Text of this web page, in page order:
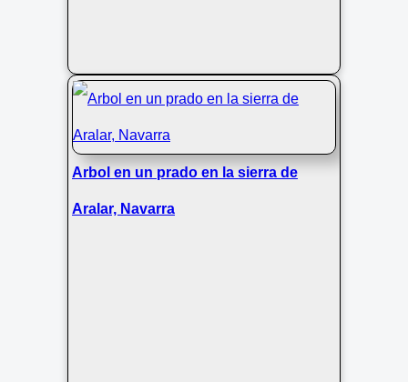
Arbol en un prado en la sierra de
Aralar, Navarra